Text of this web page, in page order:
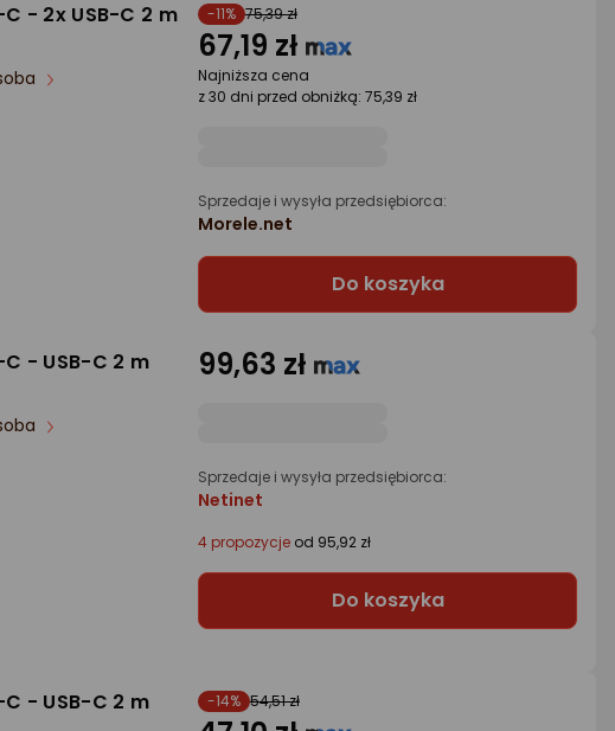
- 2x USB-C 2 m -11% 75,39 zł
67,19 zł
Najniższa cena
z 30 dni przed obniżką: 75,39 zł
Sprzedaje i wysyła przedsiębiorca:
Morele.net
Do koszyka
- USB-C 2 m 99,63 zł
Sprzedaje i wysyła przedsiębiorca:
Netinet
4 propozycje od 95,92 zł
Do koszyka
- USB-C 2 m -14% 54,51 zł